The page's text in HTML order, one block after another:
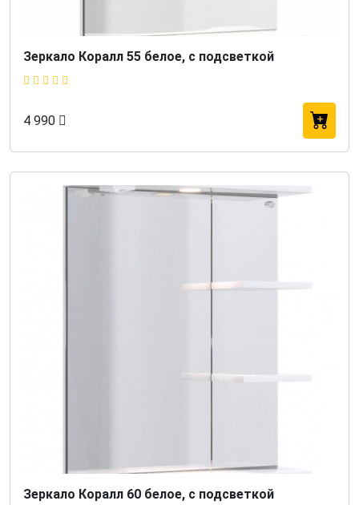
Зеркало Коралл 55 белое, с подсветкой
4 990
Зеркало Коралл 60 белое, с подсветкой